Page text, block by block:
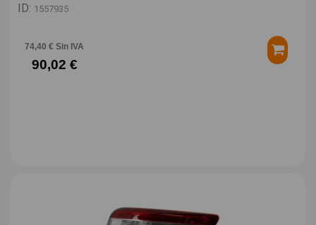
ID: 1557935
74,40 € Sin IVA
90,02 €